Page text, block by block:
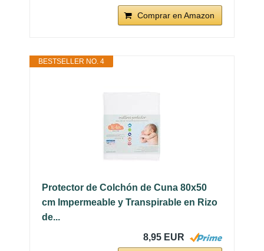
Comprar en Amazon
BESTSELLER NO. 4
Protector de Colchón de Cuna 80x50
cm Impermeable y Transpirable en Rizo
de...
8,95 EUR